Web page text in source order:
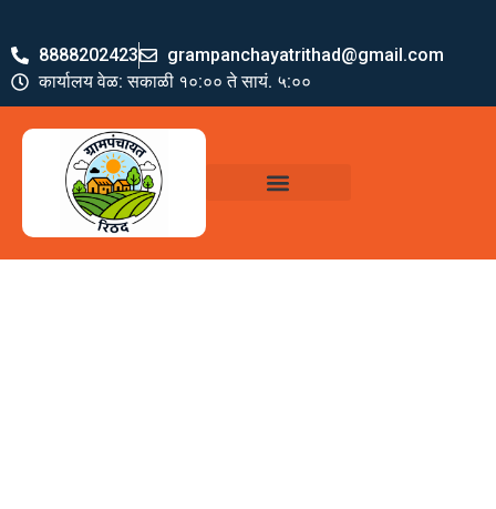
8888202423
grampanchayatrithad@gmail.com
कार्यालय वेळ: सकाळी १०:०० ते सायं. ५:००